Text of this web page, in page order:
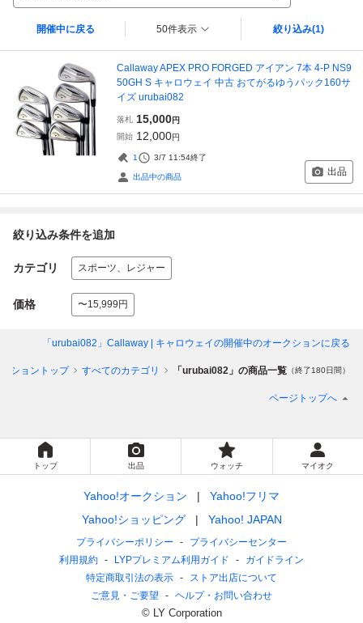
開催中に戻る 50件表示 絞り込み(1)
Callaway APEX PRO FORGED アイアン 7本 4-P NS9
50GH S キャロウェイ 中古 おてがるゆうパック160サ
イズ urubai082
落札 15,000円
開始 12,000円
1 3/7 11:54終了
出品中の商品 出品
絞り込み条件を追加
カテゴリ スポーツ、レジャー
価格 〜15,999円
「urubai082」Callaway | キャロウェイの開催中のオークションに戻る
ショントップ すべてのカテゴリ 「urubai082」の商品一覧 （終了180日間）
ページトップへ
トップ 出品 ウォッチ マイオク
Yahoo!オークション
Yahoo!フリマ
Yahoo!ショッピング
Yahoo! JAPAN
プライバシーポリシー
プライバシーセンター
利用規約
LYPプレミアム利用ガイド
ガイドライン
特定商取引法の表示
ストア出店について
ご意見・ご要望
ヘルプ・お問い合わせ
© LY Corporation